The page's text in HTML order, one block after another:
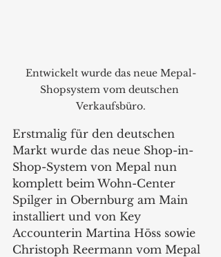
Entwickelt wurde das neue Mepal-
Shopsystem vom deutschen
Verkaufsbüro.
Erstmalig für den deutschen
Markt wurde das neue Shop-in-
Shop-System von Mepal nun
komplett beim Wohn-Center
Spilger in Obernburg am Main
installiert und von Key
Accounterin Martina Höss sowie
Christoph Reermann vom Mepal